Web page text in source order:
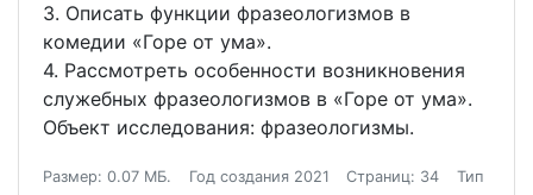
3. Описать функции фразеологизмов в
комедии «Горе от ума».
4. Рассмотреть особенности возникновения
служебных фразеологизмов в «Горе от ума».
Объект исследования: фразеологизмы.
Размер: 0.07 МБ. Год создания 2021 Страниц: 34
Тип